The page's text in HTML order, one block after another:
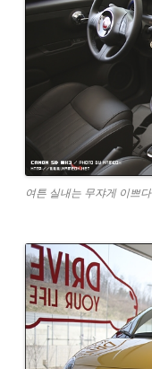
여튼 실내는 무쟈게 이쁘다